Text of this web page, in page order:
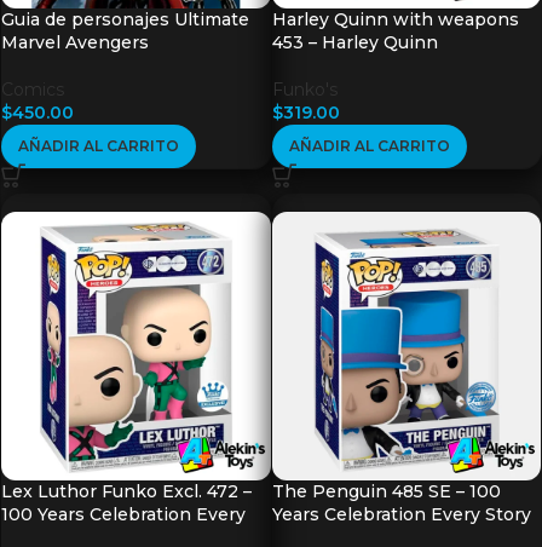
Guia de personajes Ultimate
Marvel Avengers
Comics
$450.00
AÑADIR AL CARRITO
Harley Quinn with weapons
453 – Harley Quinn
Funko's
$319.00
AÑADIR AL CARRITO
Lex Luthor Funko Excl. 472 –
100 Years Celebration Every
The Penguin 485 SE – 100
Years Celebration Every Story